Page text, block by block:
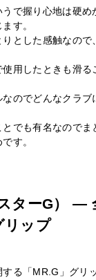
で握り心地は硬め
す。
とした感触なので
用したときも滑る
のでどんなクラブ
でも有名なのでま
す。
ターG） —
リップ
る「MR.G」グリ